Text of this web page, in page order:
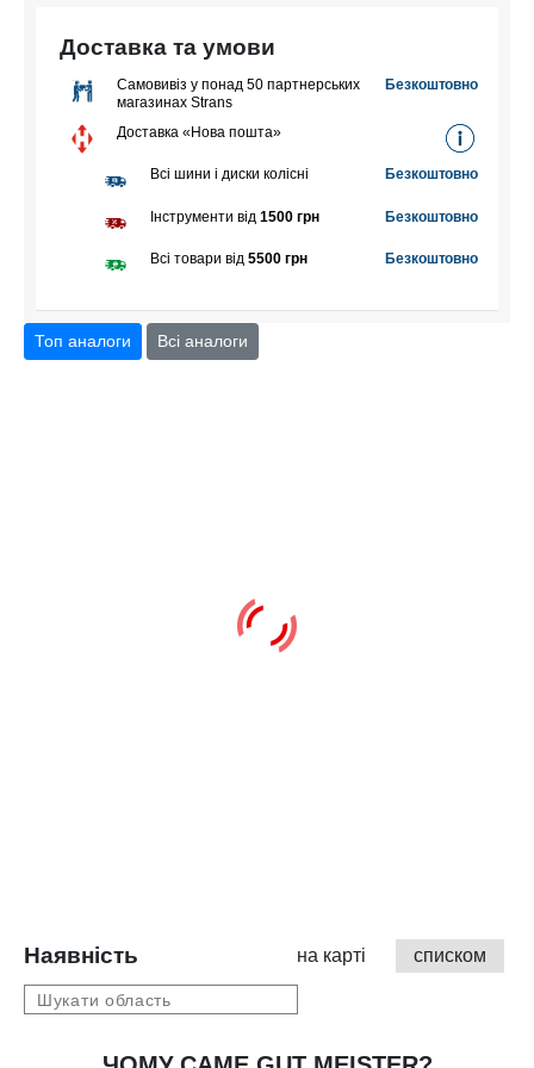
Доставка та умови
Самовивіз у понад 50 партнерських
магазинах Strans
Безкоштовно
Доставка «Нова пошта»
Всі шини і диски колісні Безкоштовно
Інструменти від1500 грн Безкоштовно
Всі товари від5500 грн Безкоштовно
Топ аналоги Всі аналоги
Наявність на карті списком